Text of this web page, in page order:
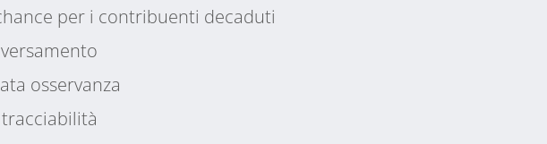
per i contribuenti decaduti
osservanza